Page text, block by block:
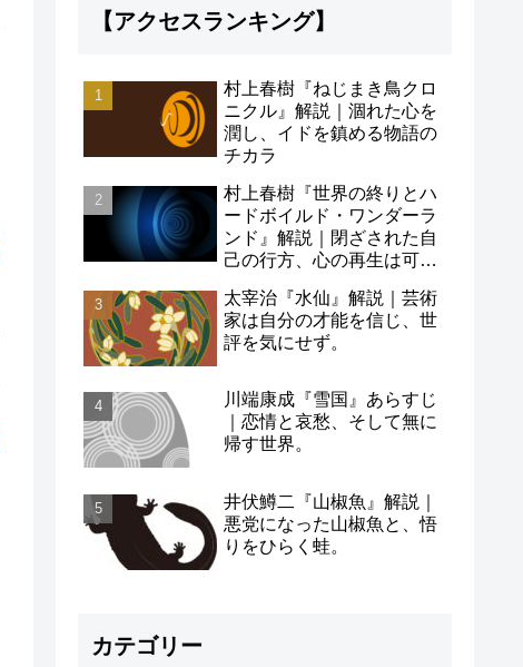
【アクセスランキング】
村上春樹『ねじまき鳥クロ
ニクル』解説｜涸れた心を
潤し、イドを鎮める物語の
チカラ
村上春樹『世界の終りとハ
ードボイルド・ワンダーラ
ンド』解説｜閉ざされた自
己の行方、心の再生は可能
太宰治『水仙』解説｜芸術
家は自分の才能を信じ、世
評を気にせず。
川端康成『雪国』あらすじ
｜恋情と哀愁、そして無に
帰す世界。
井伏鱒二『山椒魚』解説｜
悪党になった山椒魚と、悟
りをひらく蛙。
カテゴリー